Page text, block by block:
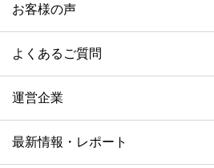
お客様の声
よくあるご質問
運営企業
最新情報・レポート